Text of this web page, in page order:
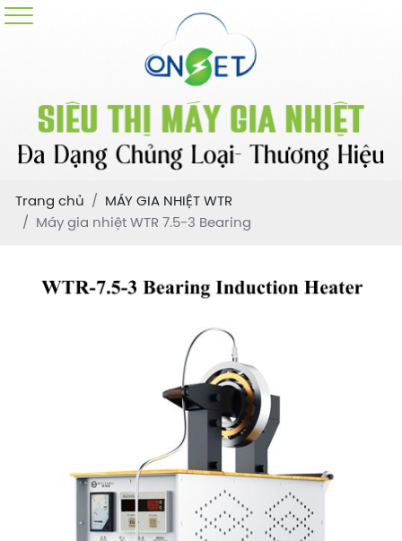
Trang chủ
MÁY GIA NHIỆT WTR
Máy gia nhiệt WTR 7.5-3 Bearing